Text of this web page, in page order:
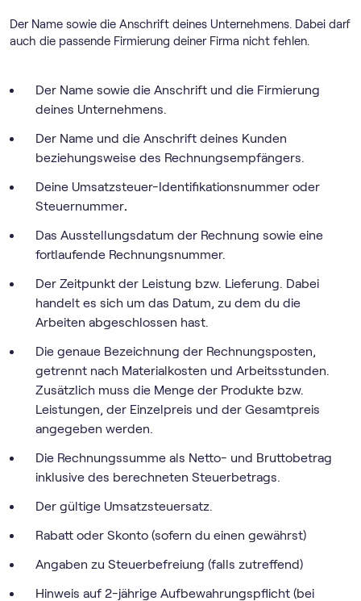
Der Name sowie die Anschrift deines Unternehmens. Dabei darf
auch die passende Firmierung deiner Firma nicht fehlen.
Der Name sowie die Anschrift und die Firmierung
deines Unternehmens.
Der Name und die Anschrift deines Kunden
beziehungsweise des Rechnungsempfängers.
Deine Umsatzsteuer-Identifikationsnummer oder
Steuernummer.
Das Ausstellungsdatum der Rechnung sowie eine
fortlaufende Rechnungsnummer.
Der Zeitpunkt der Leistung bzw. Lieferung. Dabei
handelt es sich um das Datum, zu dem du die
Arbeiten abgeschlossen hast.
Die genaue Bezeichnung der Rechnungsposten,
getrennt nach Materialkosten und Arbeitsstunden.
Zusätzlich muss die Menge der Produkte bzw.
Leistungen, der Einzelpreis und der Gesamtpreis
angegeben werden.
Die Rechnungssumme als Netto- und Bruttobetrag
inklusive des berechneten Steuerbetrags.
Der gültige Umsatzsteuersatz.
Rabatt oder Skonto (sofern du einen gewährst)
Angaben zu Steuerbefreiung (falls zutreffend)
Hinweis auf 2-jährige Aufbewahrungspflicht (bei